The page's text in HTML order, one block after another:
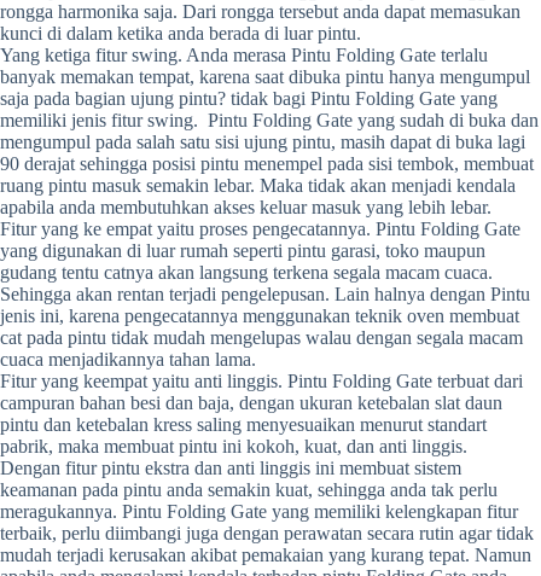
rongga harmonika saja. Dari rongga tersebut anda dapat memasukan
kunci di dalam ketika anda berada di luar pintu.
Yang ketiga fitur swing. Anda merasa Pintu Folding Gate terlalu
banyak memakan tempat, karena saat dibuka pintu hanya mengumpul
saja pada bagian ujung pintu? tidak bagi Pintu Folding Gate yang
memiliki jenis fitur swing. Pintu Folding Gate yang sudah di buka dan
mengumpul pada salah satu sisi ujung pintu, masih dapat di buka lagi
90 derajat sehingga posisi pintu menempel pada sisi tembok, membuat
ruang pintu masuk semakin lebar. Maka tidak akan menjadi kendala
apabila anda membutuhkan akses keluar masuk yang lebih lebar.
Fitur yang ke empat yaitu proses pengecatannya. Pintu Folding Gate
yang digunakan di luar rumah seperti pintu garasi, toko maupun
gudang tentu catnya akan langsung terkena segala macam cuaca.
Sehingga akan rentan terjadi pengelepusan. Lain halnya dengan Pintu
jenis ini, karena pengecatannya menggunakan teknik oven membuat
cat pada pintu tidak mudah mengelupas walau dengan segala macam
cuaca menjadikannya tahan lama.
Fitur yang keempat yaitu anti linggis. Pintu Folding Gate terbuat dari
campuran bahan besi dan baja, dengan ukuran ketebalan slat daun
pintu dan ketebalan kress saling menyesuaikan menurut standart
pabrik, maka membuat pintu ini kokoh, kuat, dan anti linggis.
Dengan fitur pintu ekstra dan anti linggis ini membuat sistem
keamanan pada pintu anda semakin kuat, sehingga anda tak perlu
meragukannya. Pintu Folding Gate yang memiliki kelengkapan fitur
terbaik, perlu diimbangi juga dengan perawatan secara rutin agar tidak
mudah terjadi kerusakan akibat pemakaian yang kurang tepat. Namun